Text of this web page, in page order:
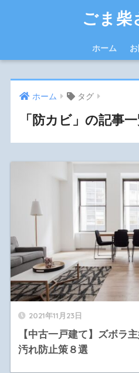
ごま柴
ホーム
ホーム タグ
「防カビ」の記事
2021年11月23日
【中古一戸建て】ズボラ
汚れ防止策８選